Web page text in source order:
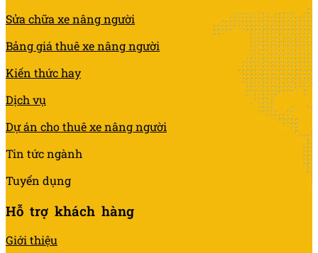
Sửa chữa xe nâng người
Bảng giá thuê xe nâng người
Kiến thức hay
Dịch vụ
Dự án cho thuê xe nâng người
Tin tức ngành
Tuyển dụng
Hỗ trợ khách hàng
Giới thiệu